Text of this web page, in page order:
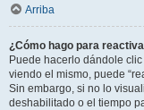
Arriba
¿Cómo hago para
Puede hacerlo dándole
viendo el mismo, puede
Sin embargo, si no lo
deshabilitado o el tiempo